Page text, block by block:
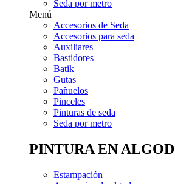
Seda por metro
Menú
Accesorios de Seda
Accesorios para seda
Auxiliares
Bastidores
Batik
Gutas
Pañuelos
Pinceles
Pinturas de seda
Seda por metro
PINTURA EN
Estampación